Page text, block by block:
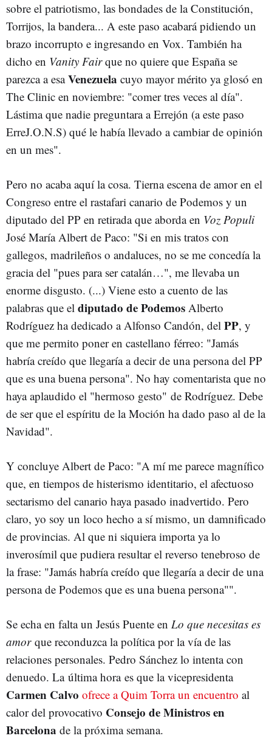
sobre el patriotismo, las bondades de la Constitución,
Torrijos, la bandera... A este paso acabará pidiendo un
brazo incorrupto e ingresando en Vox. También ha
dicho en Vanity Fairque no quiere que España se
parezca a esaVenezuela cuyo mayor mérito ya glosó en
The Clinic en noviembre: "comer tres veces al día".
Lástima que nadie preguntara a Errejón (a este paso
ErreJ.O.N.S) qué le había llevado a cambiar de opinión
en un mes".
Pero no acaba aquí la cosa. Tierna escena de amor en el
Congreso entre el rastafari canario de Podemos y un
diputado del PP en retirada que aborda en Voz Populi
José María Albert de Paco: "Si en mis tratos con
gallegos, madrileños o andaluces, no se me concedía la
gracia del "pues para ser catalán…", me llevaba un
enorme disgusto. (...) Viene esto a cuento de las
palabras que el diputado de Podemos Alberto
Rodríguez ha dedicado a Alfonso Candón, del PP, y
que me permito poner en castellano férreo: "Jamás
habría creído que llegaría a decir de una persona del PP
que es una buena persona". No hay comentarista que no
haya aplaudido el "hermoso gesto" de Rodríguez. Debe
de ser que el espíritu de la Moción ha dado paso al de la
Navidad".
Y concluye Albert de Paco: "A mí me parece magnífico
que, en tiempos de histerismo identitario, el afectuoso
sectarismo del canario haya pasado inadvertido. Pero
claro, yo soy un loco hecho a sí mismo, un damnificado
de provincias. Al que ni siquiera importa ya lo
inverosímil que pudiera resultar el reverso tenebroso de
la frase: "Jamás habría creído que llegaría a decir de una
persona de Podemos que es una buena persona"".
Se echa en falta un Jesús Puente en Lo que necesitas es
amorque reconduzca la política por la vía de las
relaciones personales. Pedro Sánchez lo intenta con
denuedo. La última hora es que la vicepresidenta
Carmen Calvo ofrece a Quim Torra un encuentro al
calor del provocativo Consejo de Ministros en
Barcelona de la próxima semana.